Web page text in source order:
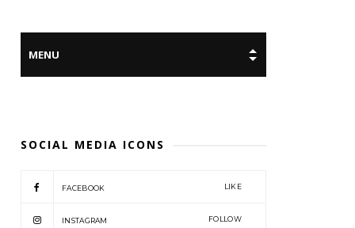
SOCIAL MEDIA ICONS
FACEBOOK LIKE
INSTAGRAM FOLLOW